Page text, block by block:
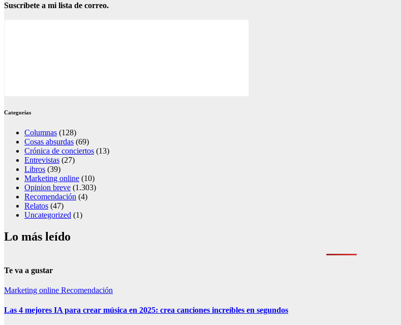
Suscríbete a mi lista de correo.
Categorías
Columnas (128)
Cosas absurdas (69)
Crónica de conciertos (13)
Entrevistas (27)
Libros (39)
Marketing online (10)
Opinion breve (1.303)
Recomendación (4)
Relatos (47)
Uncategorized (1)
Lo más leído
Te va a gustar
Marketing online Recomendación
Las 4 mejores IA para crear música en 2025: crea canciones increíbles en segundos